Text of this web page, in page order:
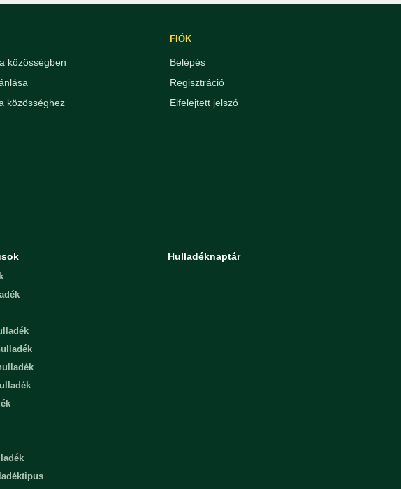
közösségben
közösséghez
FIÓK
Belépés
Regisztráció
Elfelejtett jelszó
Hulladéknaptár